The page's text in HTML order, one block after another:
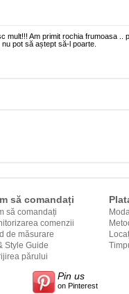
mult!!! Am primit rochia frumoasa ..
pot să aștept să-l poarte.
să comandați
să comandați
comenzii
de măsurare
Style Guide
părului
către
Pin us
on Pinterest